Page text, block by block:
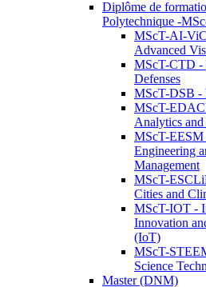
Diplôme de
Polytechnique -
MScT-AI-
Advanced
MScT-CTD -
Defenses
MScT-DSB -
MScT-
Analytics
MScT-EESM
Engineering
Management
MScT-
Cities and
MScT-IOT -
Innovation
(IoT)
MScT-
Science
Master (DNM)